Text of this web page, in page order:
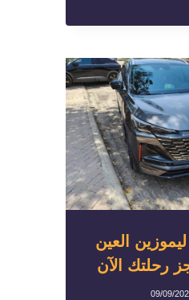
العين
رحلتك الآن
09/09/